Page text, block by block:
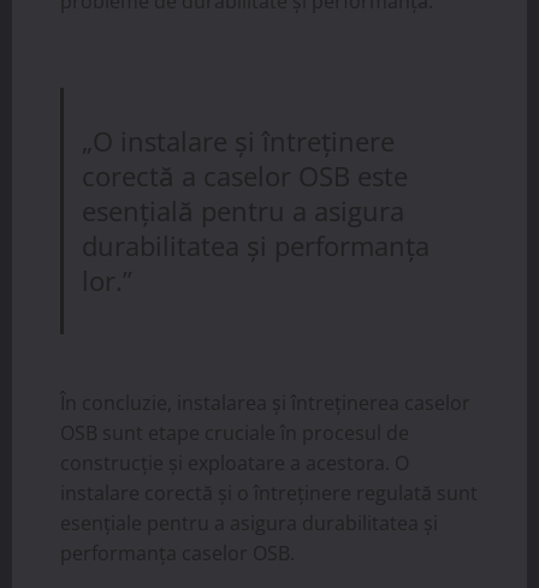
„O instalare și întreținere
corectă a caselor OSB este
esențială pentru a asigura
durabilitatea și performanța
lor.”
În concluzie, instalarea și întreținerea caselor
OSB sunt etape cruciale în procesul de
construcție și exploatare a acestora. O
instalare corectă și o întreținere regulată sunt
esențiale pentru a asigura durabilitatea și
performanța caselor OSB.